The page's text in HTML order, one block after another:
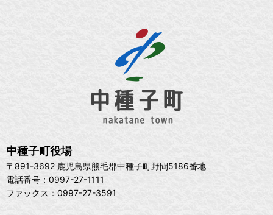
中種子町役場
〒891-3692 鹿児島県熊毛郡中種子町野間5186番地
電話番号：0997-27-1111
ファックス：0997-27-3591